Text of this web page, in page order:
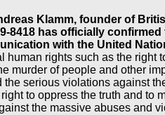
Klamm, founder of
8418 has officially
with the United
rights such as the
of people and other
serious violations against
to oppress the truth and to
the massive abuses and